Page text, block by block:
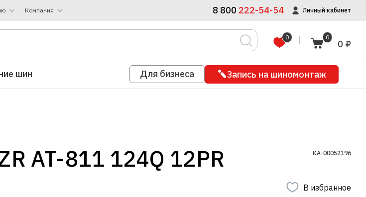
Компания 8 800 222-54-54 Личный кабинет
0 0
0 ₽
шин Для бизнеса Запись на шиномонтаж
AT-811 124Q 12PR КА-00052196
В избранное